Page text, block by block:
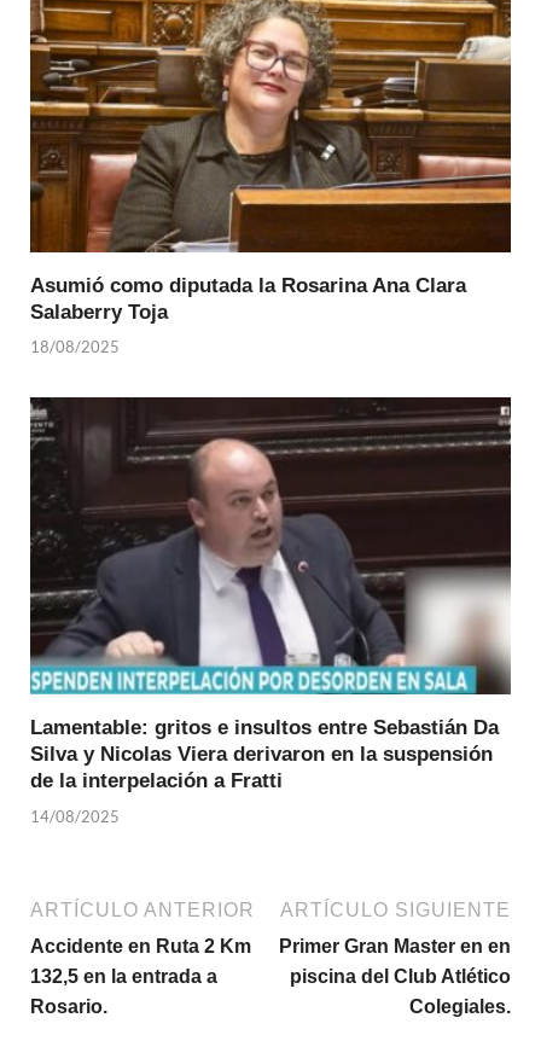
Asumió como diputada la Rosarina Ana Clara
Salaberry Toja
18/08/2025
Lamentable: gritos e insultos entre Sebastián Da
Silva y Nicolas Viera derivaron en la suspensión
de la interpelación a Fratti
14/08/2025
ARTÍCULO ANTERIOR
Accidente en Ruta 2 Km
132,5 en la entrada a
Rosario.
ARTÍCULO SIGUIENTE
Primer Gran Master en en
piscina del Club Atlético
Colegiales.